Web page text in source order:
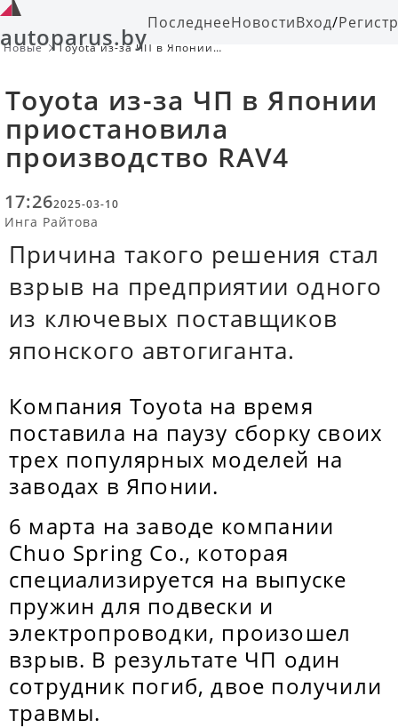
autoparus.byПоследнееНовостиВход/
Новые
Toyota из-за ЧП в Японии
Toyota из-за ЧП в Японии
приостановила
производство RAV4
17:262025-03-10
Инга Райтова
Причина такого решения стал
взрыв на предприятии одного
из ключевых поставщиков
японского автогиганта.
Компания Toyota на время
поставила на паузу сборку своих
трех популярных моделей на
заводах в Японии.
6 марта на заводе компании
Chuo Spring Co., которая
специализируется на выпуске
пружин для подвески и
электропроводки, произошел
взрыв. В результате ЧП один
сотрудник погиб, двое получили
травмы.